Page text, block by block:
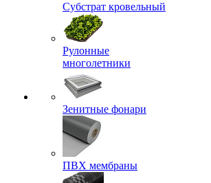
Субстрат кровельный
Рулонные
многолетники
Зенитные фонари
ПВХ мембраны